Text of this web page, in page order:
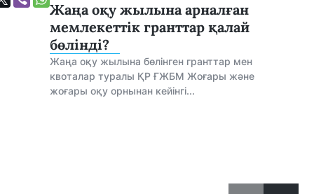
Жаңа оқу жылына арналған
мемлекеттік гранттар қалай
бөлінді?
Жаңа оқу жылына бөлінген гранттар мен
квоталар туралы ҚР ҒЖБМ Жоғары және
жоғары оқу орнынан кейінгі...